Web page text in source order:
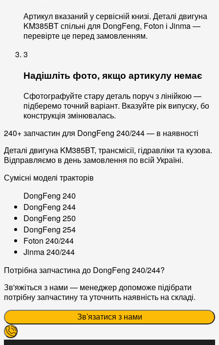
Артикул вказаний у сервісній книзі. Деталі двигуна
KM385BT спільні для DongFeng, Foton і Jinma —
перевірте це перед замовленням.
3
Надішліть фото, якщо артикулу немає
Сфотографуйте стару деталь поруч з лінійкою —
підберемо точний варіант. Вказуйте рік випуску, бо
конструкція змінювалась.
240+ запчастин для DongFeng 240/244 — в наявності
Деталі двигуна KM385BT, трансмісії, гідравліки та кузова.
Відправляємо в день замовлення по всій Україні.
Сумісні моделі тракторів
DongFeng 240
DongFeng 244
DongFeng 250
DongFeng 254
Foton 240/244
Jinma 240/244
Потрібна запчастина до DongFeng 240/244?
Зв'яжіться з нами — менеджер допоможе підібрати
потрібну запчастину та уточнить наявність на складі.
Зв'язатися з нами